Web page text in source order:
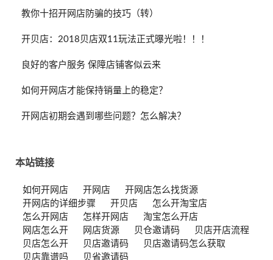
教你十招开网店防骗的技巧（转）
开贝店：2018贝店双11玩法正式曝光啦！！！
良好的客户服务 保障店铺客似云来
如何开网店才能保持销量上的稳定？
开网店初期会遇到哪些问题？怎么解决？
本站链接
如何开网店 开网店
开网店怎么找货源
开网店的详细步骤
开贝店
怎么开淘宝店
怎么开网店
怎样开网店
淘宝怎么开店
网店怎么开
网店货源 贝仓邀请码
贝店开店流程
贝店怎么开
贝店邀请码
贝店邀请码怎么获取
贝店靠谱吗
贝省邀请码